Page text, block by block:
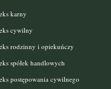
karny
cywilny
rodzinny i opiekuńczy
spółek handlowych
postępowania cywilnego